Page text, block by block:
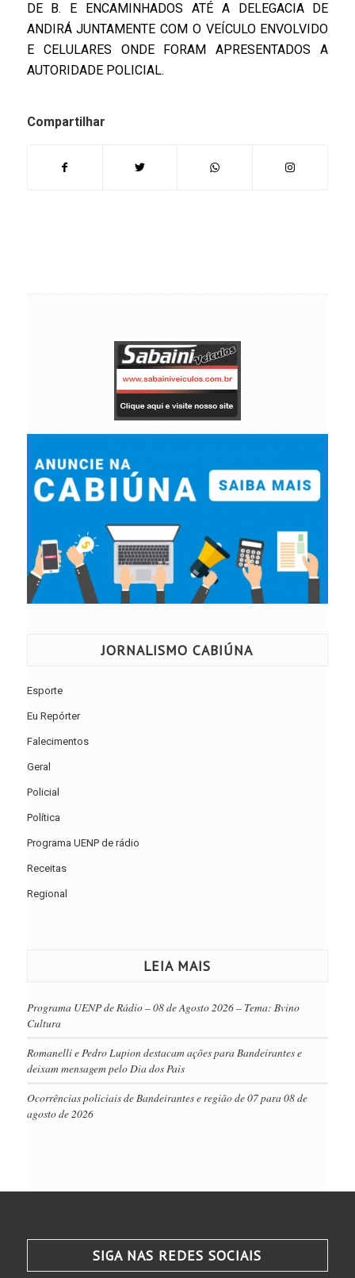
DE B. E ENCAMINHADOS ATÉ A DELEGACIA DE
ANDIRÁ JUNTAMENTE COM O VEÍCULO ENVOLVIDO
E CELULARES ONDE FORAM APRESENTADOS A
AUTORIDADE POLICIAL.
Compartilhar
JORNALISMO CABIÚNA
Esporte
Eu Repórter
Falecimentos
Geral
Policial
Política
Programa UENP de rádio
Receitas
Regional
LEIA MAIS
Programa UENP de Rádio – 08 de Agosto 2026 – Tema: Bvino
Cultura
Romanelli e Pedro Lupion destacam ações para Bandeirantes e
deixam mensagem pelo Dia dos Pais
Ocorrências policiais de Bandeirantes e região de 07 para 08 de
agosto de 2026
SIGA NAS REDES SOCIAIS